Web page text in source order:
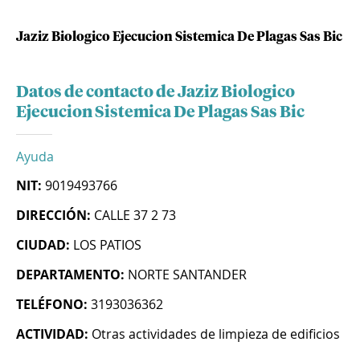
Jaziz Biologico Ejecucion Sistemica De Plagas Sas Bic
Datos de contacto de Jaziz Biologico
Ejecucion Sistemica De Plagas Sas Bic
Ayuda
NIT: 9019493766
DIRECCIÓN: CALLE 37 2 73
CIUDAD: LOS PATIOS
DEPARTAMENTO: NORTE SANTANDER
TELÉFONO: 3193036362
ACTIVIDAD: Otras actividades de limpieza de edificios